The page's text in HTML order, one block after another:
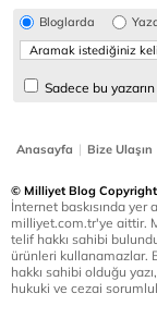
Bloglarda
Sadece bu
Anasayfa | Bize Ulaşın
© Milliyet Blog
İnternet baskısında
milliyet.com.tr'ye aittir.
telif hakkı sahibi
ürünleri kullanamazlar.
hakkı sahibi olduğu
hukuki ve cezai